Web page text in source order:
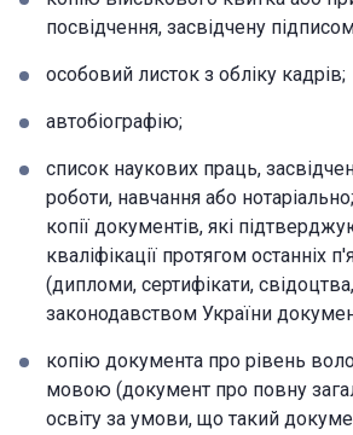
посвідчення, засвідчену
особовий листок з обліку кадрів;
автобіографію;
список наукових праць,
роботи, навчання або нотаріально;
копії документів, які
кваліфікації протягом останніх
(дипломи, сертифікати,
законодавством України
копію документа про рівень
мовою (документ про повну
освіту за умови, що такий